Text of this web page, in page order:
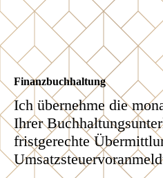
Finanzbuchhaltung
Ich übernehme die
Ihrer
fristgerechte